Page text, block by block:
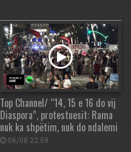
Top Channel/ “14, 15 e 16 do vij
Diaspora”, protestuesit: Rama
nuk ka shpëtim, nuk do ndalemi
06/08 22:59